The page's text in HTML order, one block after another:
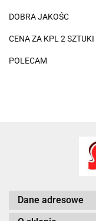
DOBRA JAKOŚC
CENA ZA KPL 2 SZTUKI
POLECAM
Dane adresowe